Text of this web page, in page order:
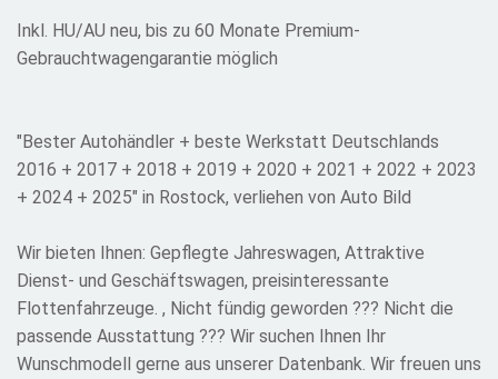
Inkl. HU/AU neu, bis zu 60 Monate Premium-
Gebrauchtwagengarantie möglich
"Bester Autohändler + beste Werkstatt Deutschlands
2016 + 2017 + 2018 + 2019 + 2020 + 2021 + 2022 + 2023
+ 2024 + 2025" in Rostock, verliehen von Auto Bild
Wir bieten Ihnen: Gepflegte Jahreswagen, Attraktive
Dienst- und Geschäftswagen, preisinteressante
Flottenfahrzeuge. , Nicht fündig geworden ??? Nicht die
passende Ausstattung ??? Wir suchen Ihnen Ihr
Wunschmodell gerne aus unserer Datenbank. Wir freuen uns